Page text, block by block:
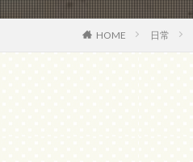
HOME 日常